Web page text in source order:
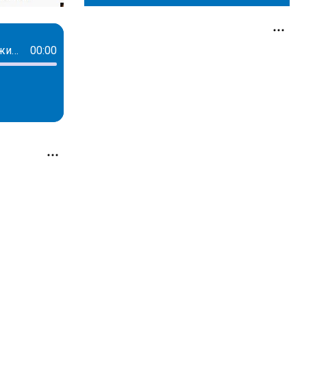
Берегут самое ценное. За год россияне стали на 25% чаще страховать свою жизнь 00:00